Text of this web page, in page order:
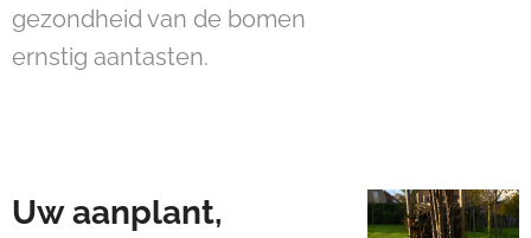
gezondheid van de bomen
ernstig aantasten.
Uw aanplant,